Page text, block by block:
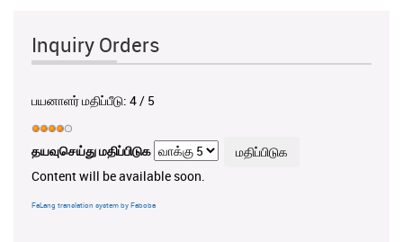
Inquiry Orders
பயனாளர் மதிப்பீடு: 4/ 5
தயவுசெய்து மதிப்பிடுக
Content will be available soon.
FaLang translation system by Faboba